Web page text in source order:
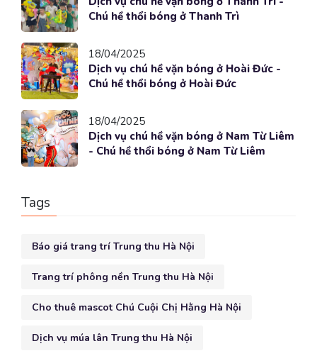
Chú hề thổi bóng ở Thanh Trì
18/04/2025
Dịch vụ chú hề vặn bóng ở Hoài Đức -
Chú hề thổi bóng ở Hoài Đức
18/04/2025
Dịch vụ chú hề vặn bóng ở Nam Từ Liêm
- Chú hề thổi bóng ở Nam Từ Liêm
Tags
Báo giá trang trí Trung thu Hà Nội
Trang trí phông nền Trung thu Hà Nội
Cho thuê mascot Chú Cuội Chị Hằng Hà Nội
Dịch vụ múa lân Trung thu Hà Nội